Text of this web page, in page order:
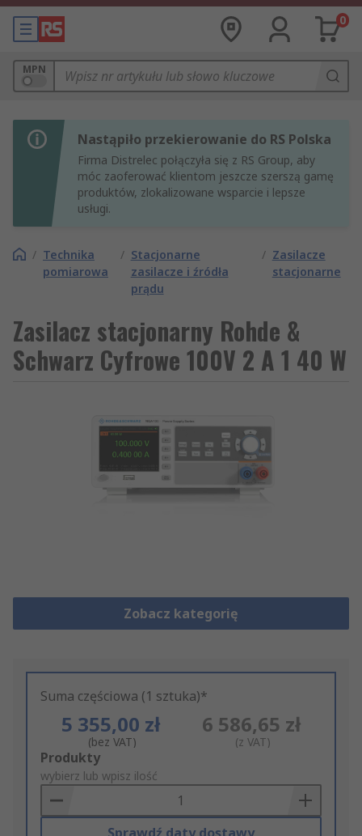
0
MPN
Nastąpiło przekierowanie do RS Polska
Firma Distrelec połączyła się z RS Group, aby
móc zaoferować klientom jeszcze szerszą gamę
produktów, zlokalizowane wsparcie i lepsze
usługi.
/ Technika
pomiarowa
/ Stacjonarne
zasilacze i źródła
prądu
/ Zasilacze
stacjonarne
Zasilacz stacjonarny Rohde &
Schwarz Cyfrowe 100V 2 A 1 40 W
Zobacz kategorię
Suma częściowa (1 sztuka)*
5 355,00 zł
(bez VAT)
6 586,65 zł
(z VAT)
Add
to
Basket
Produkty
wybierz lub wpisz ilość